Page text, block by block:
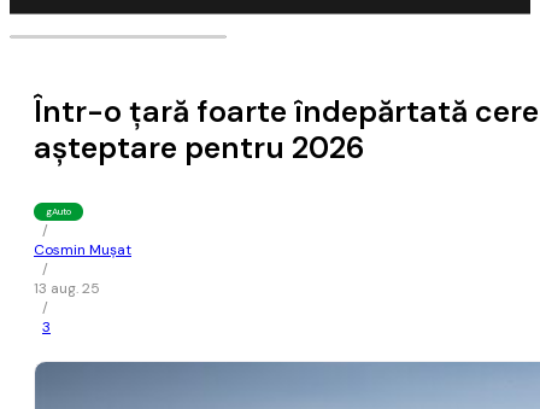
Într-o ţară foarte îndepărtată
aşteptare pentru 2026
gAuto
/
Cosmin Mușat
/
13 aug. 25
/
3